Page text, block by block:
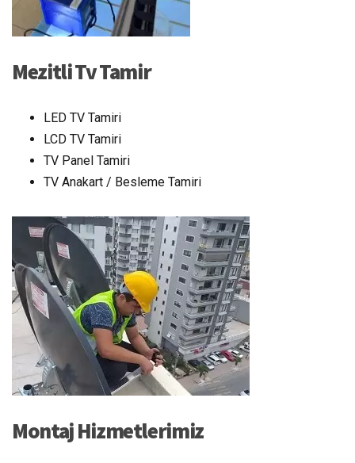
Mezitli Tv Tamir
LED TV Tamiri
LCD TV Tamiri
TV Panel Tamiri
TV Anakart / Besleme Tamiri
Montaj Hizmetlerimiz